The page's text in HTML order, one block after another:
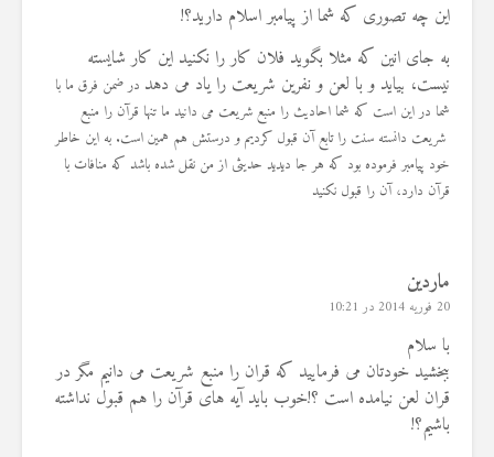
این چه تصوری که شما از پیامبر اسلام دارید؟!
به جای انین که مثلا بگوید فلان کار را نکنید این کار شایسته
نیست، بیاید و با لعن و نفرین شریعت را یاد می دهد در ضمن فرق ما با
شما در این است که شما احادیث را منبع شریعت می دانید ما تنها قرآن را منبع
شریعت دانسته سنت را تابع آن قبول کردیم و درستش هم همین است. به این خاطر
خود پیامبر فرموده بود که هر جا دیدید حدیثی از من نقل شده باشد که منافات با
قرآن دارد، آن را قبول نکنید
ماردین
20 فوریه 2014 در 10:21
با سلام
ببخشید خودتان می فرمایید که قران را منبع شریعت می دانیم مگر در
قران لعن نیامده است ؟!خوب باید آیه های قرآن را هم قبول نداشته
باشیم؟!